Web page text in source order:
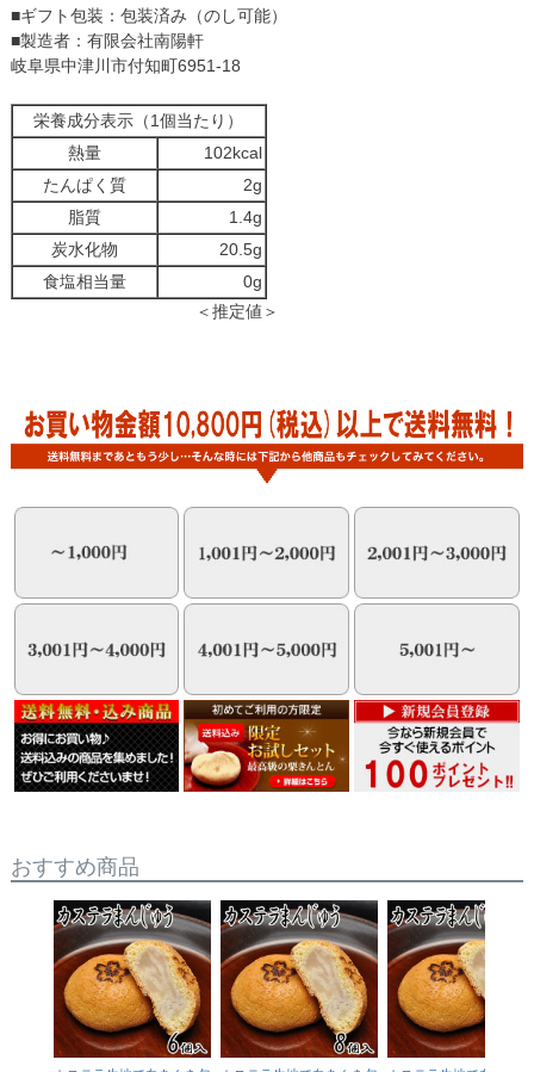
■ギフト包装：包装済み（のし可能）
■製造者：有限会社南陽軒
岐阜県中津川市付知町6951-18
栄養成分表示（1個当たり）
熱量
102kcal
たんぱく質
2g
脂質
1.4g
炭水化物
20.5g
食塩相当量
0g
＜推定値＞
おすすめ商品